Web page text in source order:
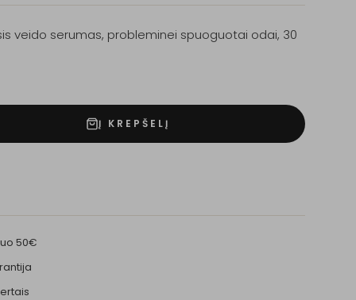
veido serumas, probleminei spuoguotai odai, 30
Į KREPŠELĮ
50€